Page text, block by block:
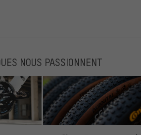
NOUS PASSIONNENT